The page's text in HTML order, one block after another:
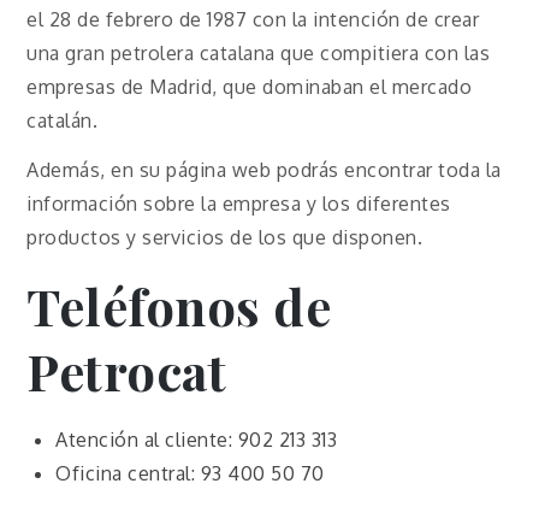
el 28 de febrero de 1987 con la intención de crear
una gran petrolera catalana que compitiera con las
empresas de Madrid, que dominaban el mercado
catalán.
Además, en su página web podrás encontrar toda la
información sobre la empresa y los diferentes
productos y servicios de los que disponen.
Teléfonos de
Petrocat
Atención al cliente: 902 213 313
Oficina central: 93 400 50 70